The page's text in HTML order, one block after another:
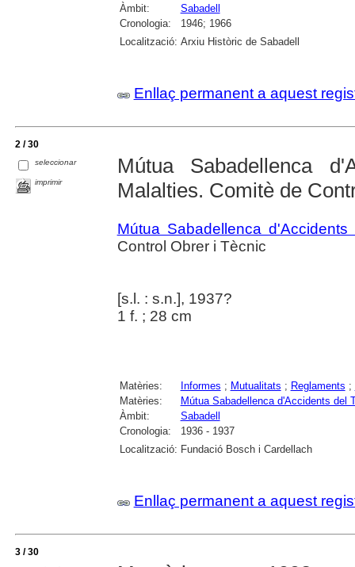
Àmbit:
Sabadell
Cronologia:
1946; 1966
Localització: Arxiu Històric de Sabadell
Enllaç permanent a aquest
2 / 30
seleccionar
imprimir
Mútua Sabadellenca
Malalties. Comitè de
Mútua Sabadellenca
Control Obrer i Tècnic
[s.l. : s.n.], 1937?
1 f. ; 28 cm
Matèries: Informes ; Mutualitats ; Reglaments ;
Matèries:
Mútua Sabadellenca d'Accidents del
Àmbit:
Sabadell
Cronologia:
1936 - 1937
Localització: Fundació Bosch i Cardellach
Enllaç permanent a aquest
3 / 30